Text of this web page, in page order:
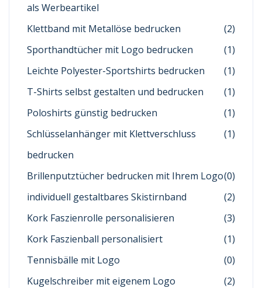
als Werbeartikel
Klettband mit Metallöse bedrucken
(2)
Sporthandtücher mit Logo bedrucken
(1)
Leichte Polyester-Sportshirts bedrucken
(1)
T-Shirts selbst gestalten und bedrucken
(1)
Poloshirts günstig bedrucken
(1)
Schlüsselanhänger mit Klettverschluss
bedrucken
(1)
Brillenputztücher bedrucken mit Ihrem Logo(0)
individuell gestaltbares Skistirnband
(2)
Kork Faszienrolle personalisieren
(3)
Kork Faszienball personalisiert
(1)
Tennisbälle mit Logo
(0)
Kugelschreiber mit eigenem Logo
(2)